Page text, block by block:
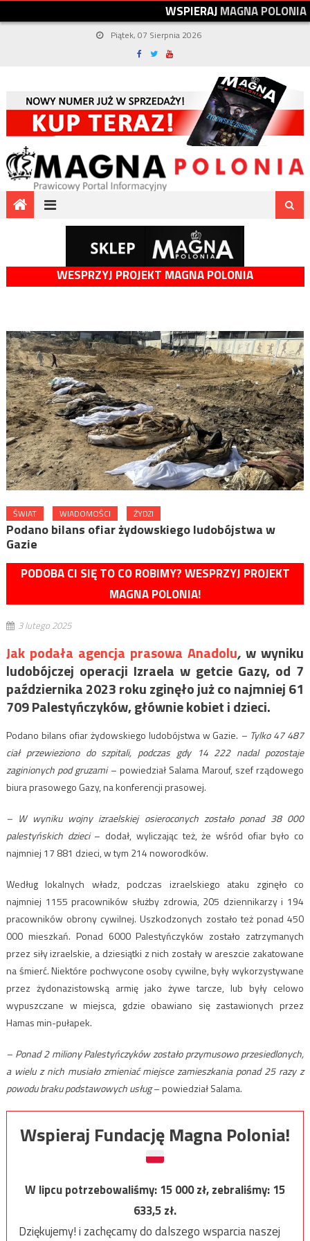
WSPIERAJMAGNAPOLONIA
Piątek, 07 Sierpnia 2026
WESPRZYJ PROJEKT MAGNA POLONIA
ŚWIAT WIADOMOŚCI ŻYDZI
Podano bilans ofiar żydowskiego ludobójstwa w
Gazie
PODOBA CI SIĘ TO CO ROBIMY? WESPRZYJ PROJEKT
MAGNA POLONIA!
3 lutego 2025
Jak podała agencja prasowa Anadolu, w wyniku
ludobójczej operacji Izraela w getcie Gazy, od 7
października 2023 roku zginęło już co najmniej 61
709 Palestyńczyków, głównie kobiet i dzieci.
Podano bilans ofiar żydowskiego ludobójstwa w Gazie. – Tylko 47 487
ciał przewieziono do szpitali, podczas gdy 14 222 nadal pozostaje
zaginionych pod gruzami– powiedział Salama Marouf, szef rządowego
biura prasowego Gazy, na konferencji prasowej.
– W wyniku wojny izraelskiej osieroconych zostało ponad 38 000
palestyńskich dzieci– dodał, wyliczając też, że wśród ofiar było co
najmniej 17 881 dzieci, w tym 214 noworodków.
Według lokalnych władz, podczas izraelskiego ataku zginęło co
najmniej 1155 pracowników służby zdrowia, 205 dziennikarzy i 194
pracowników obrony cywilnej. Uszkodzonych zostało też ponad 450
000 mieszkań. Ponad 6000 Palestyńczyków zostało zatrzymanych
przez siły izraelskie, a dziesiątki z nich zostały w areszcie zakatowane
na śmierć. Niektóre pochwycone osoby cywilne, były wykorzystywane
przez żydonazistowską armię jako żywe tarcze, lub były celowo
wypuszczane w miejsca, gdzie obawiano się zastawionych przez
Hamas min-pułapek.
– Ponad 2 miliony Palestyńczyków zostało przymusowo przesiedlonych,
a wielu z nich musiało zmieniać miejsce zamieszkania ponad 25 razy z
powodu braku podstawowych usług– powiedział Salama.
Wspieraj Fundację Magna Polonia!
W lipcu potrzebowaliśmy:15 000zł, zebraliśmy:15
633,5zł.
Dziękujemy! i zachęcamy do dalszego wsparcia naszej